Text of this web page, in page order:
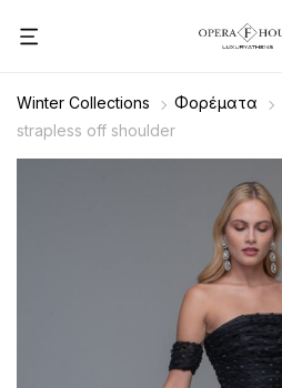
Winter Collections Φορέματα
strapless off shoulder